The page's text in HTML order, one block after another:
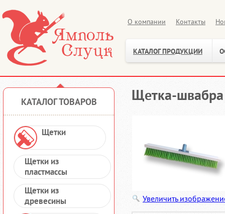
О компании Контакты
КАТАЛОГ ПРОДУКЦИИ
КАТАЛОГ ТОВАРОВ
Щетки
Щетки из
пластмассы
Щетки из
древесины
Щетка-швабра
Увеличить